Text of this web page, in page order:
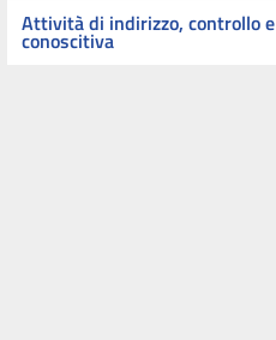
Attività di indirizzo, controllo e
conoscitiva